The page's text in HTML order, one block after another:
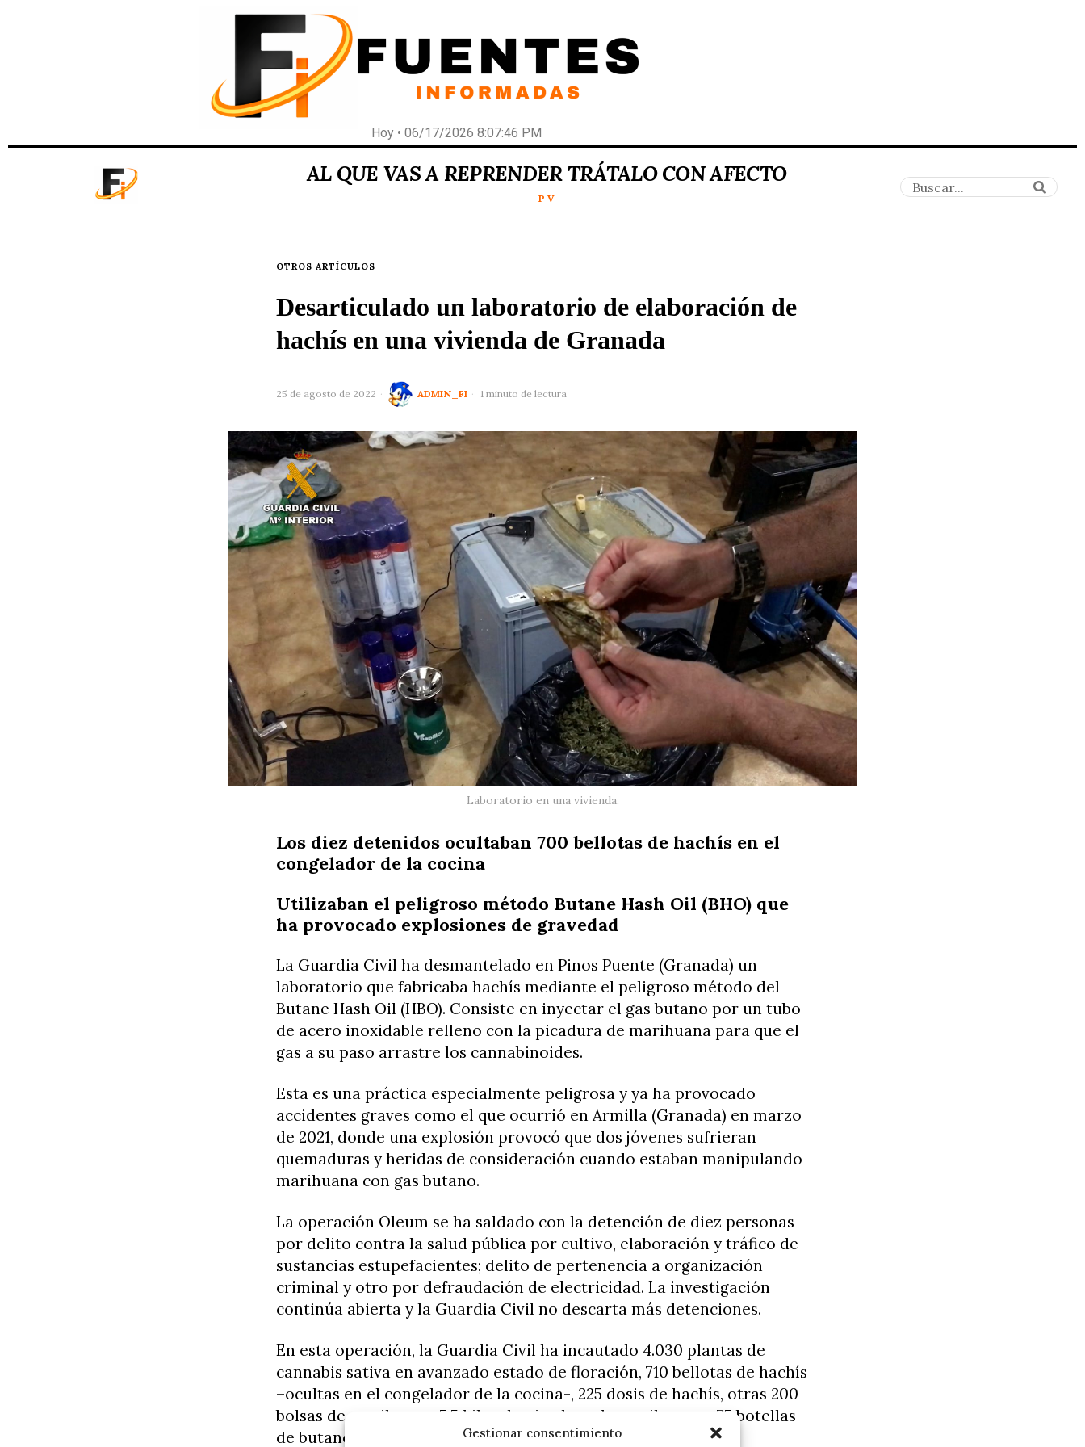
Gestionar consentimiento
Hoy • 06/17/2026 8:07:46 PM
AL QUE VAS A REPRENDER TRÁTALO CON AFECTO
P V
OTROS ARTÍCULOS
Desarticulado un laboratorio de elaboración de
hachís en una vivienda de Granada
25 de agosto de 2022 ADMIN_FI 1 minuto de lectura
Laboratorio en una vivienda.
Los diez detenidos ocultaban 700 bellotas de hachís en el
congelador de la cocina
Utilizaban el peligroso método Butane Hash Oil (BHO) que
ha provocado explosiones de gravedad
La Guardia Civil ha desmantelado en Pinos Puente (Granada) un
laboratorio que fabricaba hachís mediante el peligroso método del
Butane Hash Oil (HBO). Consiste en inyectar el gas butano por un tubo
de acero inoxidable relleno con la picadura de marihuana para que el
gas a su paso arrastre los cannabinoides.
Esta es una práctica especialmente peligrosa y ya ha provocado
accidentes graves como el que ocurrió en Armilla (Granada) en marzo
de 2021, donde una explosión provocó que dos jóvenes sufrieran
quemaduras y heridas de consideración cuando estaban manipulando
marihuana con gas butano.
La operación Oleum se ha saldado con la detención de diez personas
por delito contra la salud pública por cultivo, elaboración y tráfico de
sustancias estupefacientes; delito de pertenencia a organización
criminal y otro por defraudación de electricidad. La investigación
continúa abierta y la Guardia Civil no descarta más detenciones.
En esta operación, la Guardia Civil ha incautado 4.030 plantas de
cannabis sativa en avanzado estado de floración, 710 bellotas de hachís
–ocultas en el congelador de la cocina-, 225 dosis de hachís, otras 200
bolsas de marihuana, 5,5 kilos de picadura de marihuana y 75 botellas
de butano.